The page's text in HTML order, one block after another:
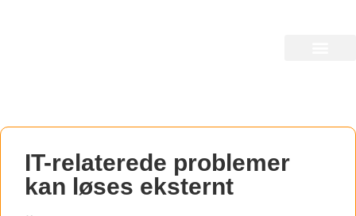
IT-relaterede problemer
kan løses eksternt